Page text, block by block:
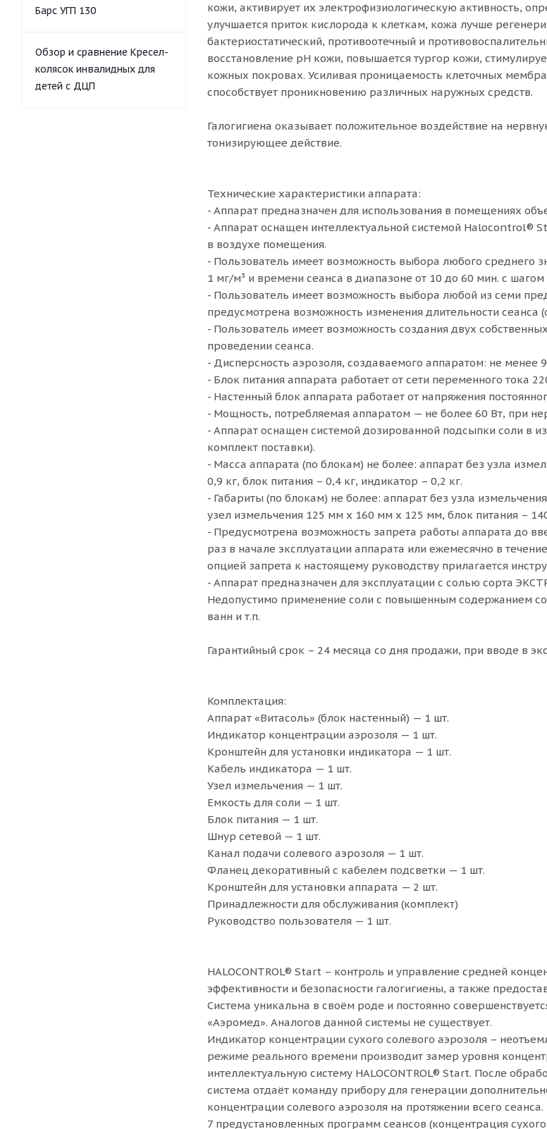
кожи, активирует их электрофизиологическую активность,
улучшается приток кислорода к клеткам, кожа лучше
бактериостатический, противоотечный и
восстановление pH кожи, повышается тургор кожи,
кожных покровах. Усиливая проницаемость клеточных
способствует проникновению различных наружных средств.
Галогигиена оказывает положительное воздействие на
тонизирующее действие.
Технические характеристики аппарата:
- Аппарат предназначен для использования в помещениях
- Аппарат оснащен интеллектуальной системой Halocontrol®
в воздухе помещения.
- Пользователь имеет возможность выбора любого среднего
1 мг/м³ и времени сеанса в диапазоне от 10 до 60 мин. с шагом
- Пользователь имеет возможность выбора любой из семи
предусмотрена возможность изменения длительности сеанса
- Пользователь имеет возможность создания двух
проведении сеанса.
- Дисперсность аэрозоля, создаваемого аппаратом: не менее
- Блок питания аппарата работает от сети переменного тока
- Настенный блок аппарата работает от напряжения
- Мощность, потребляемая аппаратом — не более 60 Вт, при
- Аппарат оснащен системой дозированной подсыпки соли в
комплект поставки).
- Масса аппарата (по блокам) не более: аппарат без узла
0,9 кг, блок питания – 0,4 кг, индикатор – 0,2 кг.
- Габариты (по блокам) не более: аппарат без узла
узел измельчения 125 мм х 160 мм х 125 мм, блок питания –
- Предусмотрена возможность запрета работы аппарата до
раз в начале эксплуатации аппарата или ежемесячно в
опцией запрета к настоящему руководству прилагается
- Аппарат предназначен для эксплуатации с солью сорта
Недопустимо применение соли с повышенным содержанием
ванн и т.п.
Гарантийный срок – 24 месяца со дня продажи, при вводе в
Комплектация:
Аппарат «Витасоль» (блок настенный) — 1 шт.
Индикатор концентрации аэрозоля — 1 шт.
Кронштейн для установки индикатора — 1 шт.
Кабель индикатора — 1 шт.
Узел измельчения — 1 шт.
Емкость для соли — 1 шт.
Блок питания — 1 шт.
Шнур сетевой — 1 шт.
Канал подачи солевого аэрозоля — 1 шт.
Фланец декоративный с кабелем подсветки — 1 шт.
Кронштейн для установки аппарата — 2 шт.
Принадлежности для обслуживания (комплект)
Руководство пользователя — 1 шт.
HALOCONTROL® Start – контроль и управление средней
эффективности и безопасности галогигиены, а также
Система уникальна в своём роде и постоянно
«Аэромед». Аналогов данной системы не существует.
Индикатор концентрации сухого солевого аэрозоля –
режиме реального времени производит замер уровня
интеллектуальную систему HALOCONTROL® Start. После
система отдаёт команду прибору для генерации
концентрации солевого аэрозоля на протяжении всего сеанса.
7 предустановленных программ сеансов (концентрация
Барс УГП 130
Обзор и сравнение Кресел-
колясок инвалидных для
детей с ДЦП